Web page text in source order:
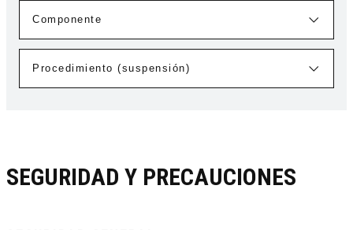
SEGURIDAD Y PRECAUCIONES